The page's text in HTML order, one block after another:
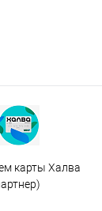
карты Халва